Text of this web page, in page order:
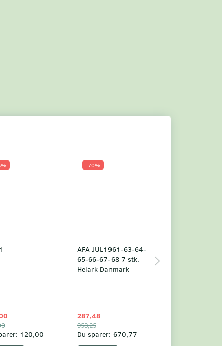
120,00
-70%
AFA JUL1961-63-64-
65-66-67-68 7 stk.
Helark Danmark
287,48
958,25
Du sparer: 670,77